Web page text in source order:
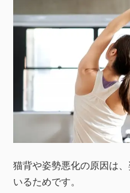
猫背や姿勢悪化の原因は
いるためです。